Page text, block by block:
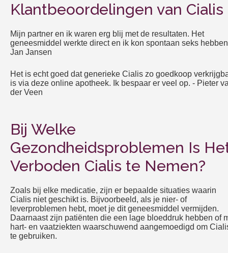
Klantbeoordelingen van Cialis
Mijn partner en ik waren erg blij met de resultaten. Het
geneesmiddel werkte direct en ik kon spontaan seks
Jan Jansen
Het is echt goed dat generieke Cialis zo goedkoop
is via deze online apotheek. Ik bespaar er veel op. - Pieter
der Veen
Bij Welke
Gezondheidsproblemen Is
Verboden Cialis te Nemen?
Zoals bij elke medicatie, zijn er bepaalde situaties waarin
Cialis niet geschikt is. Bijvoorbeeld, als je nier- of
leverproblemen hebt, moet je dit geneesmiddel vermijden.
Daarnaast zijn patiënten die een lage bloeddruk hebben of
hart- en vaatziekten waarschuwend aangemoedigd om
te gebruiken.